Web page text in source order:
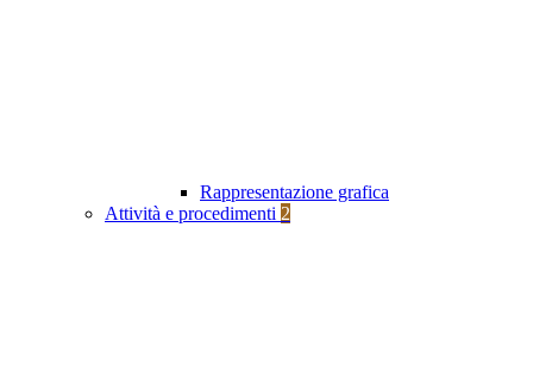
Rappresentazione grafica
Attività e procedimenti 2